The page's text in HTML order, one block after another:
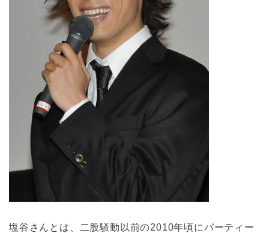
塩谷さんとは、二股騒動以前の2010年頃にパーティー